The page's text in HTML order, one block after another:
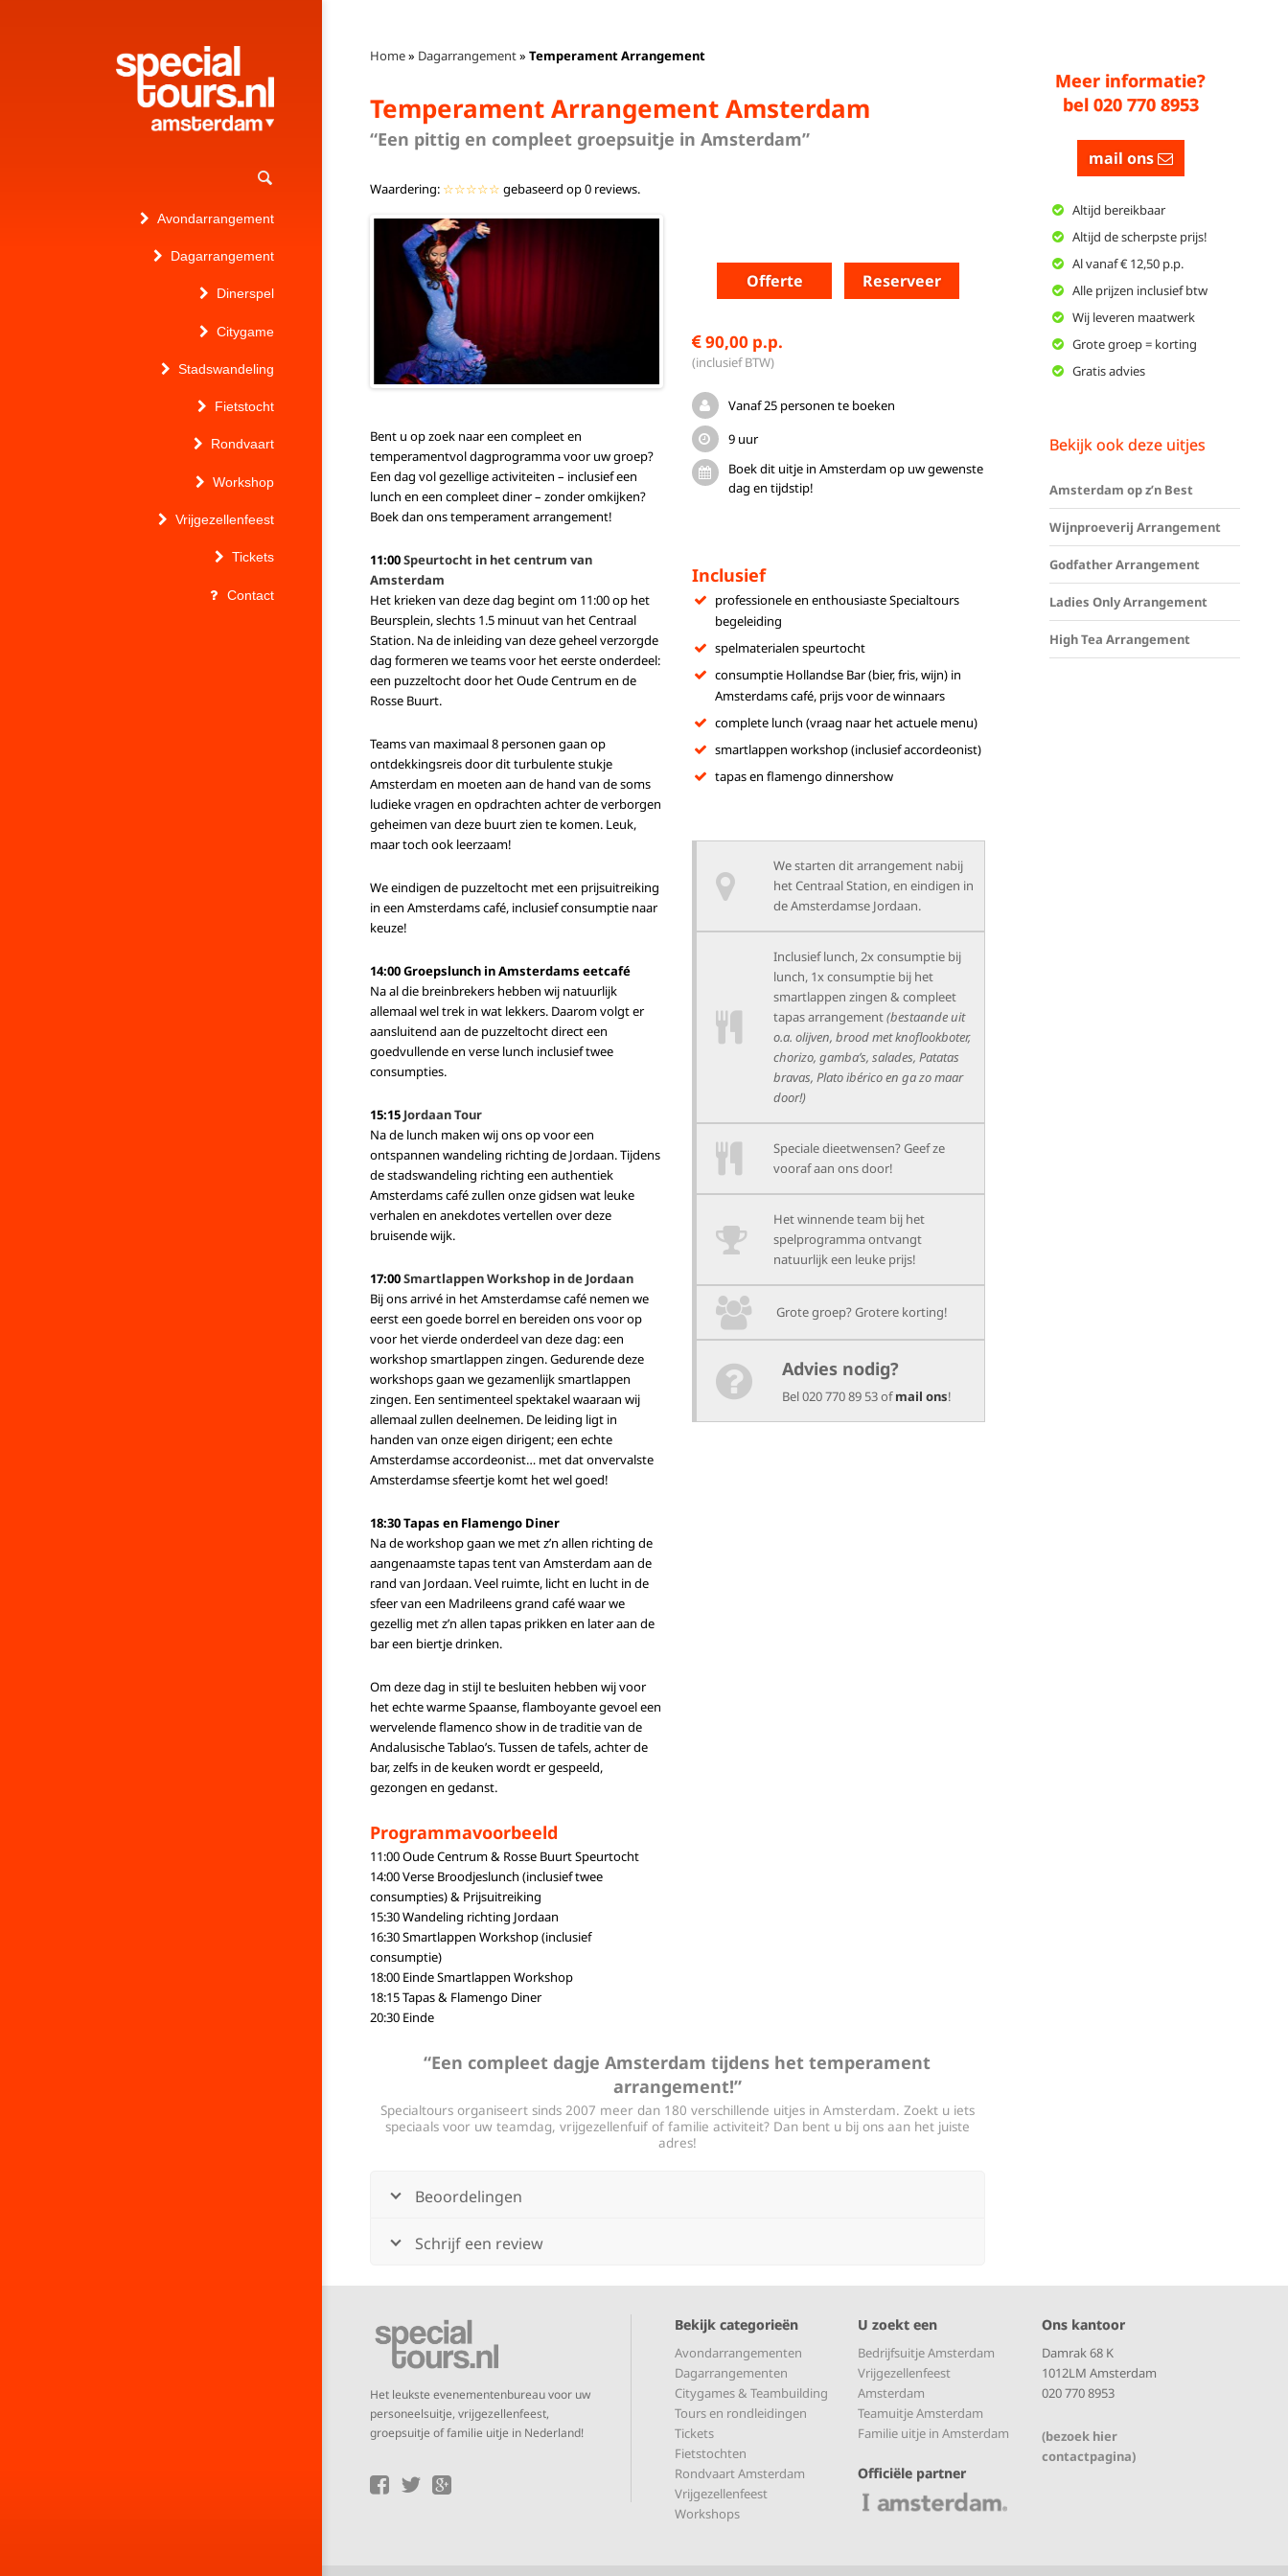
Avondarrangement
Dagarrangement
Dinerspel
Citygame
Stadswandeling
Fietstocht
Rondvaart
Workshop
Vrijgezellenfeest
Tickets
Contact
Home» Dagarrangement» Temperament Arrangement
Temperament Arrangement Amsterdam
“Een pittig en compleet groepsuitje in Amsterdam”
Waardering: ☆☆☆☆☆ gebaseerd op0 reviews.
Bent u op zoek naar een compleet en
temperamentvol dagprogramma voor uw groep?
Een dag vol gezellige activiteiten – inclusief een
lunch en een compleet diner – zonder omkijken?
Boek dan ons temperament arrangement!
11:00Speurtocht in het centrum van
Amsterdam
Het krieken van deze dag begint om 11:00 op het
Beursplein, slechts 1.5 minuut van het Centraal
Station. Na de inleiding van deze geheel verzorgde
dag formeren we teams voor het eerste onderdeel:
een puzzeltocht door het Oude Centrum en de
Rosse Buurt.
Teams van maximaal 8 personen gaan op
ontdekkingsreis door dit turbulente stukje
Amsterdam en moeten aan de hand van de soms
ludieke vragen en opdrachten achter de verborgen
geheimen van deze buurt zien te komen. Leuk,
maar toch ook leerzaam!
We eindigen de puzzeltocht met een prijsuitreiking
in een Amsterdams café, inclusief consumptie naar
keuze!
14:00 Groepslunch in Amsterdams eetcafé
Na al die breinbrekers hebben wij natuurlijk
allemaal wel trek in wat lekkers. Daarom volgt er
aansluitend aan de puzzeltocht direct een
goedvullende en verse lunch inclusief twee
consumpties.
15:15 Jordaan Tour
Na de lunch maken wij ons op voor een
ontspannen wandeling richting de Jordaan. Tijdens
de stadswandeling richting een authentiek
Amsterdams café zullen onze gidsen wat leuke
verhalen en anekdotes vertellen over deze
bruisende wijk.
17:00Smartlappen Workshop in de Jordaan
Bij ons arrivé in het Amsterdamse café nemen we
eerst een goede borrel en bereiden ons voor op
voor het vierde onderdeel van deze dag: een
workshop smartlappen zingen. Gedurende deze
workshops gaan we gezamenlijk smartlappen
zingen. Een sentimenteel spektakel waaraan wij
allemaal zullen deelnemen. De leiding ligt in
handen van onze eigen dirigent; een echte
Amsterdamse accordeonist… met dat onvervalste
Amsterdamse sfeertje komt het wel goed!
18:30 Tapas en Flamengo Diner
Na de workshop gaan we met z’n allen richting de
aangenaamste tapas tent van Amsterdam aan de
rand van Jordaan. Veel ruimte, licht en lucht in de
sfeer van een Madrileens grand café waar we
gezellig met z’n allen tapas prikken en later aan de
bar een biertje drinken.
Om deze dag in stijl te besluiten hebben wij voor
het echte warme Spaanse, flamboyante gevoel een
wervelende flamenco show in de traditie van de
Andalusische Tablao’s. Tussen de tafels, achter de
bar, zelfs in de keuken wordt er gespeeld,
gezongen en gedanst.
Programmavoorbeeld
11:00 Oude Centrum & Rosse Buurt Speurtocht
14:00 Verse Broodjeslunch (inclusief twee
consumpties) & Prijsuitreiking
15:30 Wandeling richting Jordaan
16:30 Smartlappen Workshop (inclusief
consumptie)
18:00 Einde Smartlappen Workshop
18:15 Tapas & Flamengo Diner
20:30 Einde
Offerte Reserveer
90,00 p.p.
(inclusief BTW)
Vanaf 25 personen te boeken
9 uur
Boek dit uitje in Amsterdam op uw gewenste
dag en tijdstip!
Inclusief
professionele en enthousiaste Specialtours
begeleiding
spelmaterialen speurtocht
consumptie Hollandse Bar (bier, fris, wijn) in
Amsterdams café, prijs voor de winnaars
complete lunch (vraag naar het actuele menu)
smartlappen workshop (inclusief accordeonist)
tapas en flamengo dinnershow
We starten dit arrangement nabij
het Centraal Station, en eindigen in
de Amsterdamse Jordaan.
Inclusief lunch, 2x consumptie bij
lunch, 1x consumptie bij het
smartlappen zingen & compleet
tapas arrangement(bestaande uit
o.a. olijven, brood met knoflookboter,
chorizo, gamba’s, salades, Patatas
bravas, Plato ibérico en ga zo maar
door!)
Speciale dieetwensen? Geef ze
vooraf aan ons door!
Het winnende team bij het
spelprogramma ontvangt
natuurlijk een leuke prijs!
Grote groep? Grotere korting!
Advies nodig?
Bel 020 770 89 53 ofmail ons!
“Een compleet dagje Amsterdam tijdens het temperament
arrangement!”
Specialtours organiseert sinds 2007 meer dan 180 verschillende uitjes in Amsterdam. Zoekt u iets
speciaals voor uw teamdag, vrijgezellenfuif of familie activiteit? Dan bent u bij ons aan het juiste
adres!
Beoordelingen
Schrijf een review
Meer informatie?
bel 020 770 8953
mail ons
Altijd bereikbaar
Altijd de scherpste prijs!
Al vanaf € 12,50 p.p.
Alle prijzen inclusief btw
Wij leveren maatwerk
Grote groep = korting
Gratis advies
Bekijk ook deze uitjes
Amsterdam op z’n Best
Wijnproeverij Arrangement
Godfather Arrangement
Ladies Only Arrangement
High Tea Arrangement
Het leukste evenementenbureau voor uw
personeelsuitje, vrijgezellenfeest,
groepsuitje of familie uitje in Nederland!
Bekijk categorieën
Avondarrangementen
Dagarrangementen
Citygames & Teambuilding
Tours en rondleidingen
Tickets
Fietstochten
Rondvaart Amsterdam
Vrijgezellenfeest
Workshops
U zoekt een
Bedrijfsuitje Amsterdam
Vrijgezellenfeest
Amsterdam
Teamuitje Amsterdam
Familie uitje in Amsterdam
Officiële partner
Ons kantoor
Damrak 68 K
1012LM Amsterdam
020 770 8953
(bezoek hier
contactpagina)